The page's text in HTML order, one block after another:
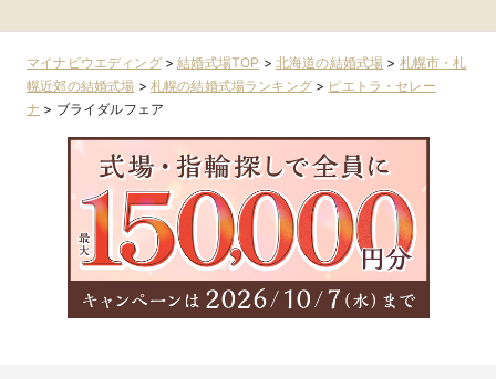
マイナビウエディング>結婚式場TOP > 北海道の結婚式場 > 札幌市・札
幌近郊の結婚式場 > 札幌の結婚式場ランキング> ピエトラ・セレー
ナ > ブライダルフェア